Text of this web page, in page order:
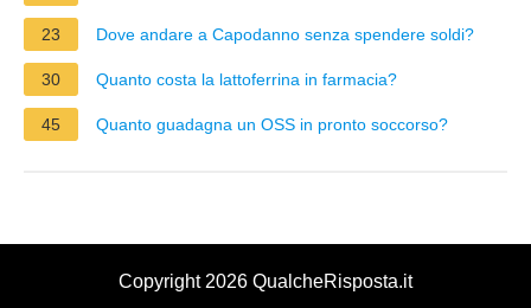
23 Dove andare a Capodanno senza spendere soldi?
30 Quanto costa la lattoferrina in farmacia?
45 Quanto guadagna un OSS in pronto soccorso?
Copyright 2026 QualcheRisposta.it